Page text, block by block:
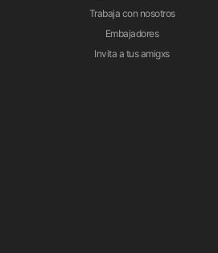
Trabaja con nosotros
Embajadores
Invita a tus amigxs